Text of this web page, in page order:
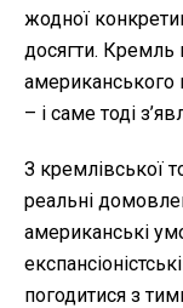
жодної
досягти. Кремль
американського
– і саме тоді
З кремлівської
реальні
американські
погодитися з